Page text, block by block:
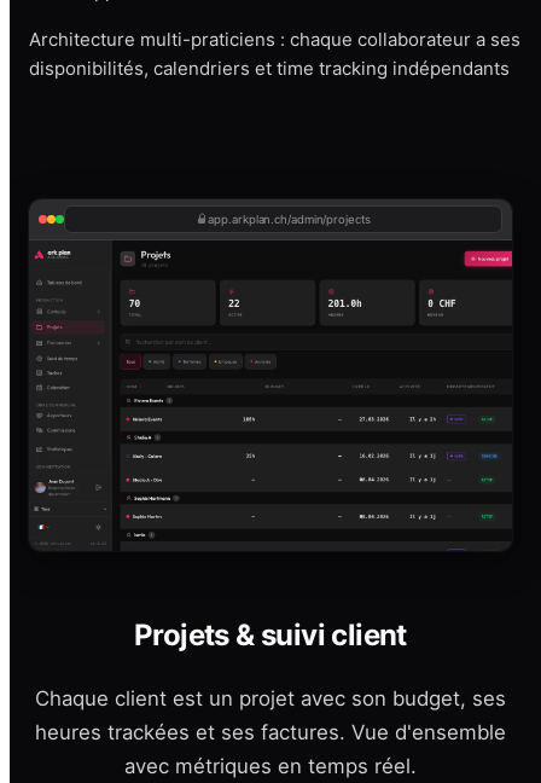
Architecture multi-praticiens : chaque collaborateur a ses
disponibilités, calendriers et time tracking indépendants
Projets & suivi client
Chaque client est un projet avec son budget, ses
heures trackées et ses factures. Vue d'ensemble
avec métriques en temps réel.
app.arkplan.ch/admin/projects